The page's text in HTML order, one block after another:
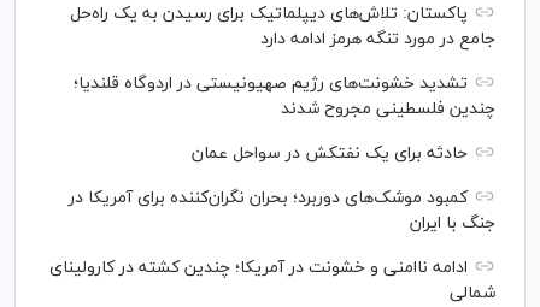
پاکستان: تلاش‌های دیپلماتیک برای رسیدن به یک راه‌حل
جامع در مورد تنگه هرمز ادامه دارد
تشدید خشونت‌های رژیم صهیونیستی در اردوگاه قلندیا؛
چندین فلسطینی مجروح شدند
حادثه برای یک نفتکش در سواحل عمان
کمبود موشک‌های دوربرد؛ بحران نگران‌کننده برای آمریکا در
جنگ با ایران
ادامه ناامنی و خشونت در آمریکا؛ چندین کشته در کارولینای
شمالی